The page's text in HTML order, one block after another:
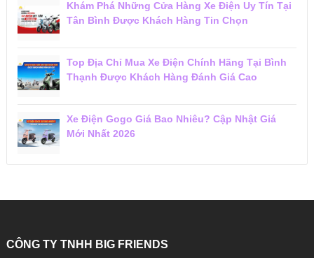
Khám Phá Những Cửa Hàng Xe Điện Uy Tín Tại
Tân Bình Được Khách Hàng Tin Chọn
Top Địa Chỉ Mua Xe Điện Chính Hãng Tại Bình
Thạnh Được Khách Hàng Đánh Giá Cao
Xe Điện Gogo Giá Bao Nhiêu? Cập Nhật Giá
Mới Nhất 2026
CÔNG TY TNHH BIG FRIENDS